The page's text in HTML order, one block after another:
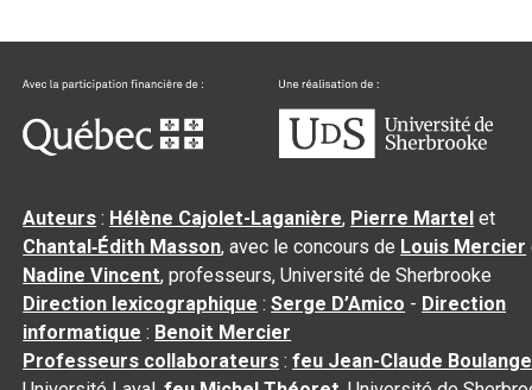
Auteurs : Hélène Cajolet-Laganière, Pierre Martel et
Chantal‑Édith Masson, avec le concours de Louis Mercier
Nadine Vincent, professeurs, Université de Sherbrooke
Direction lexicographique :Serge D’Amico - Direction
informatique : Benoit Mercier
Professeurs collaborateurs :feu Jean-Claude